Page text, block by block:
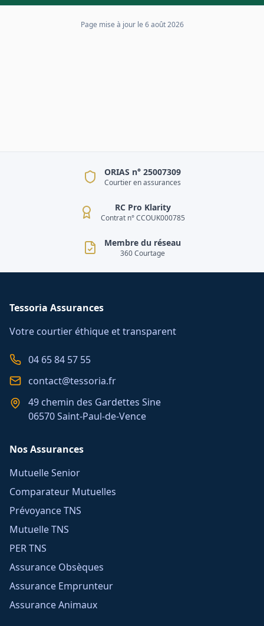
Page mise à jour le 6 août 2026
ORIAS n° 25007309
Courtier en assurances
RC Pro Klarity
Contrat n° CCOUK000785
Membre du réseau
360 Courtage
Tessoria Assurances
Votre courtier éthique et transparent
04 65 84 57 55
contact@tessoria.fr
49 chemin des Gardettes Sine
06570 Saint-Paul-de-Vence
Nos Assurances
Mutuelle Senior
Comparateur Mutuelles
Prévoyance TNS
Mutuelle TNS
PER TNS
Assurance Obsèques
Assurance Emprunteur
Assurance Animaux